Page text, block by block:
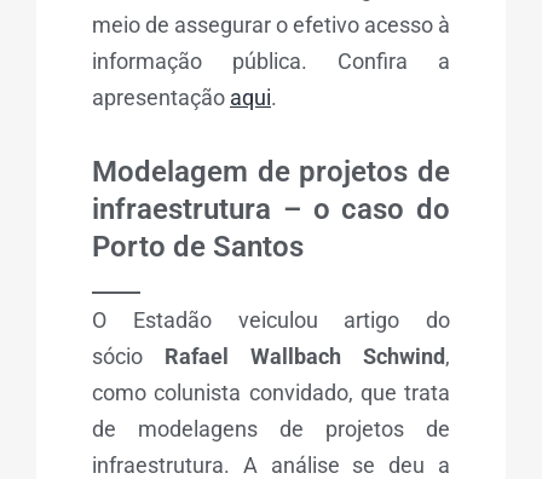
meio de assegurar o efetivo acesso à
informação pública. Confira a
apresentação aqui.
Modelagem de projetos de
infraestrutura – o caso do
Porto de Santos
O Estadão veiculou artigo do
sócio Rafael Wallbach Schwind,
como colunista convidado, que trata
de modelagens de projetos de
infraestrutura. A análise se deu a